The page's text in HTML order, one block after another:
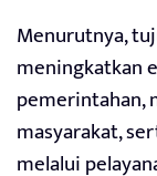
Menurutnya,
meningkatkan
pemerintahan,
masyarakat,
melalui